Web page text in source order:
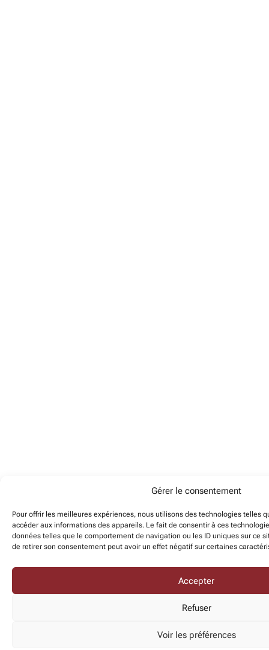
Gérer le consentement
Pour offrir les meilleures expériences, nous utilisons des technologies telles
accéder aux informations des appareils. Le fait de consentir à ces
données telles que le comportement de navigation ou les ID uniques sur ce
de retirer son consentement peut avoir un effet négatif sur certaines
Accepter
Refuser
Voir les préférences